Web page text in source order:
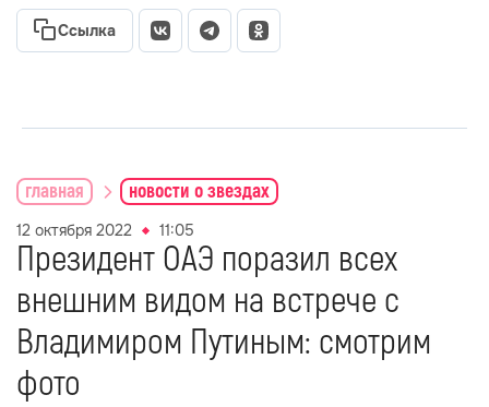
Ссылка
главная новости о звездах
12 октября 2022 11:05
Президент ОАЭ поразил всех
внешним видом на встрече с
Владимиром Путиным: смотрим
фото